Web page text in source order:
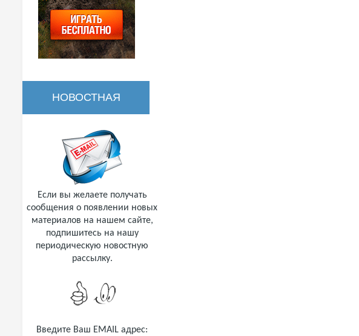
НОВОСТНАЯ
РАССЫЛКА
Если вы желаете получать
сообщения о появлении новых
материалов на нашем сайте,
подпишитесь на нашу
периодическую новостную
рассылку.
Введите Ваш EMAIL адрес: